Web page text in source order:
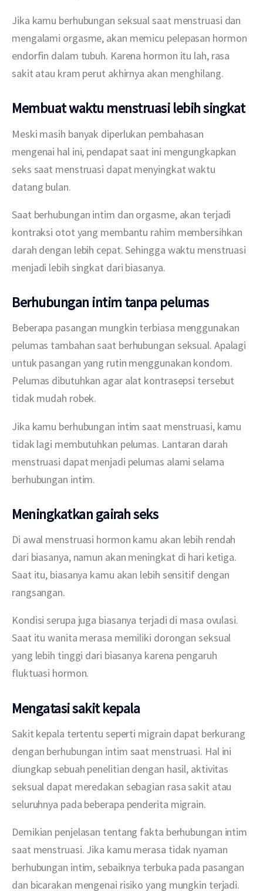
Jika kamu berhubungan seksual saat menstruasi dan
mengalami orgasme, akan memicu pelepasan hormon
endorfin dalam tubuh. Karena hormon itu lah, rasa
sakit atau kram perut akhirnya akan menghilang.
Membuat waktu menstruasi lebih singkat
Meski masih banyak diperlukan pembahasan
mengenai hal ini, pendapat saat ini mengungkapkan
seks saat menstruasi dapat menyingkat waktu
datang bulan.
Saat berhubungan intim dan orgasme, akan terjadi
kontraksi otot yang membantu rahim membersihkan
darah dengan lebih cepat. Sehingga waktu menstruasi
menjadi lebih singkat dari biasanya.
Berhubungan intim tanpa pelumas
Beberapa pasangan mungkin terbiasa menggunakan
pelumas tambahan saat berhubungan seksual. Apalagi
untuk pasangan yang rutin menggunakan kondom.
Pelumas dibutuhkan agar alat kontrasepsi tersebut
tidak mudah robek.
Jika kamu berhubungan intim saat menstruasi, kamu
tidak lagi membutuhkan pelumas. Lantaran darah
menstruasi dapat menjadi pelumas alami selama
berhubungan intim.
Meningkatkan gairah seks
Di awal menstruasi hormon kamu akan lebih rendah
dari biasanya, namun akan meningkat di hari ketiga.
Saat itu, biasanya kamu akan lebih sensitif dengan
rangsangan.
Kondisi serupa juga biasanya terjadi di masa ovulasi.
Saat itu wanita merasa memiliki dorongan seksual
yang lebih tinggi dari biasanya karena pengaruh
fluktuasi hormon.
Mengatasi sakit kepala
Sakit kepala tertentu seperti migrain dapat berkurang
dengan berhubungan intim saat menstruasi. Hal ini
diungkap sebuah penelitian dengan hasil, aktivitas
seksual dapat meredakan sebagian rasa sakit atau
seluruhnya pada beberapa penderita migrain.
Demikian penjelasan tentang fakta berhubungan intim
saat menstruasi. Jika kamu merasa tidak nyaman
berhubungan intim, sebaiknya terbuka pada pasangan
dan bicarakan mengenai risiko yang mungkin terjadi.